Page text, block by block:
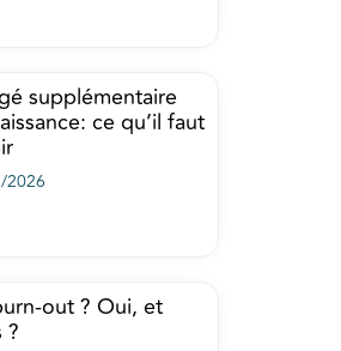
supplémentaire
ce qu’il faut
2026
out ? Oui, et
?